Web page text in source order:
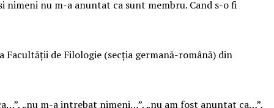
nimeni nu m-a anuntat ca sunt membru. Cand s-o fi
Facultăţii de Filologie (secţia germană-română) din
„nu m-a intrebat nimeni…”, „nu am fost anuntat ca…”,